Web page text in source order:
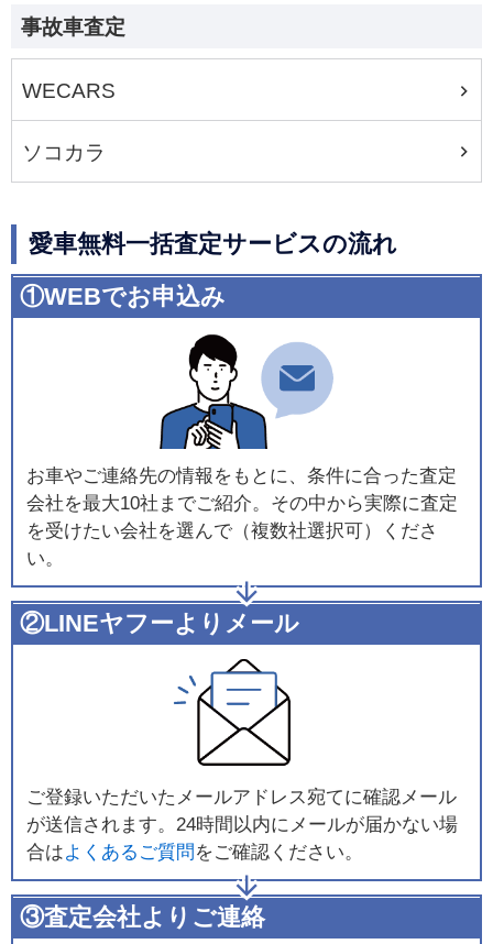
事故車査定
WECARS
ソコカラ
愛車無料一括査定サービスの流れ
①WEBでお申込み
お車やご連絡先の情報をもとに、条件に合った査定
会社を最大10社までご紹介。その中から実際に査定
を受けたい会社を選んで（複数社選択可）くださ
い。
②LINEヤフーよりメール
ご登録いただいたメールアドレス宛てに確認メール
が送信されます。24時間以内にメールが届かない場
合はよくあるご質問 をご確認ください。
③査定会社よりご連絡